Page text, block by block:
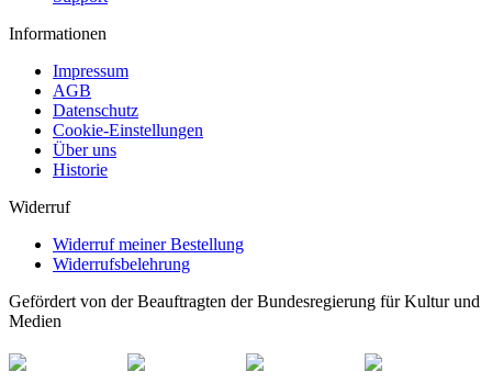
Informationen
Impressum
AGB
Datenschutz
Cookie-Einstellungen
Über uns
Historie
Widerruf
Widerruf meiner Bestellung
Widerrufsbelehrung
Gefördert von der Beauftragten der Bundesregierung für Kultur und
Medien